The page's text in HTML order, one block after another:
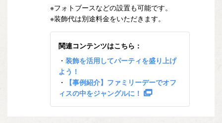
※フォトブースなどの設置も可能です。
※装飾代は別途料金をいただきます。
関連コンテンツはこちら：
・ 装飾を活用してパーティを盛り上げ
よう！
・
【事例紹介】ファミリーデーでオフ
ィスの中をジャングルに！